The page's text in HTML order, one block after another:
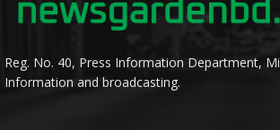
Reg. No. 40, Press Information Department,
Information and broadcasting.